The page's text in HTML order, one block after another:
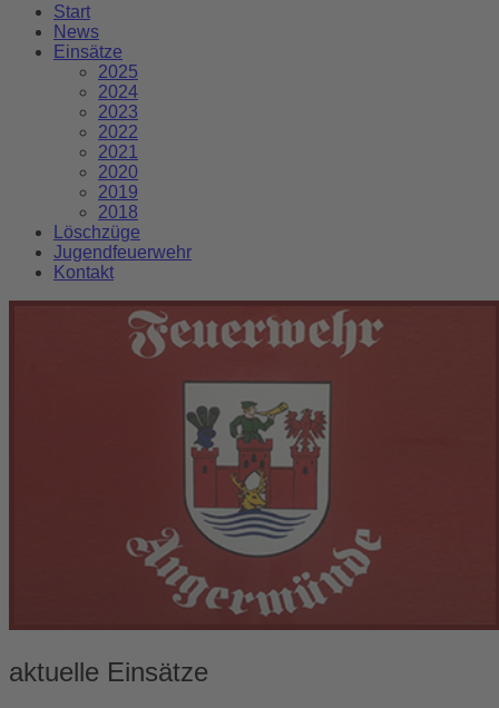
Start
News
Einsätze
2025
2024
2023
2022
2021
2020
2019
2018
Löschzüge
Jugendfeuerwehr
Kontakt
aktuelle Einsätze